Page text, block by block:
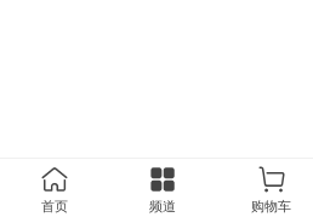
首页 频道 购物车